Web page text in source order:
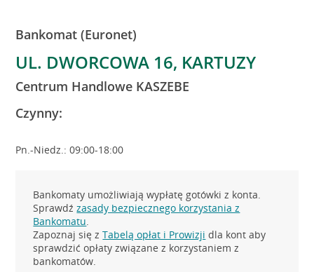
Bankomat (Euronet)
UL. DWORCOWA 16, KARTUZY
Centrum Handlowe KASZEBE
Czynny:
Pn.-Niedz.: 09:00-18:00
Bankomaty umożliwiają wypłatę gotówki z konta.
Sprawdźzasady bezpiecznego korzystania z
Bankomatu.
Zapoznaj się zTabelą opłat i Prowizji dla kont aby
sprawdzić opłaty związane z korzystaniem z
bankomatów.